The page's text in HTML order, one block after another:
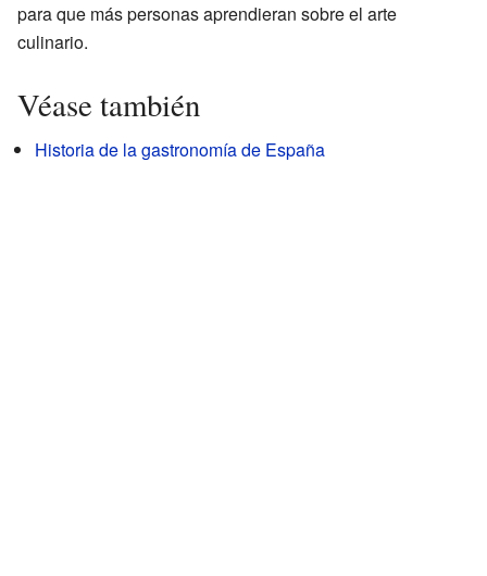
para que más personas aprendieran sobre el arte
culinario.
Véase también
Historia de la gastronomía de España